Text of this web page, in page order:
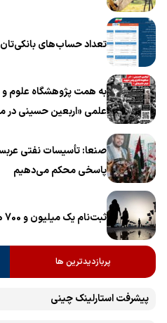
تعداد حساب‌های بانکی‌تان
به همت پژوهشگاه علوم
علمی «اربعین حسینی در
صنعا: تأسیسات نفتی
پاسخی محکم می‌دهیم
ثبت‌نام یک میلیون و 700 هزار زائر در سامانه سماح ‌
پربازدیدترین ها
پیشرفت ‏استارلینک چینی